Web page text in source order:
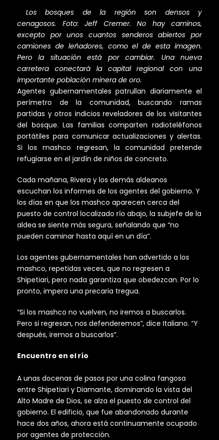
Los bosques de la región son densos y
cenagosos. Foto: Jeff Cremer. No hay caminos,
excepto por unos cuantos senderos abiertos por
camiones de leñadores, como el de esta imagen.
Pero la situación está por cambiar. Una nueva
carretera conectará la capital regional con una
importante población minera de oro.
Agentes gubernamentales patrullan diariamente el
perímetro de la comunidad, buscando ramas
partidas y otros indicios reveladores de los visitantes
del bosque. Las familias comparten radioteléfonos
portátiles para comunicar actualizaciones y alertas.
Si los mashco regresan, la comunidad pretende
refugiarse en el jardín de niños de concreto.
Cada mañana, Rivera y los demás aldeanos
escuchan los informes de los agentes del gobierno. Y
los días en que los mashco aparecen cerca del
puesto de control localizado río abajo, la subjefe de la
aldea se siente más segura, señalando que “no
pueden caminar hasta aquí en un día”.
Los agentes gubernamentales han advertido a los
mashco, repetidas veces, que no regresen a
Shipetiari, pero nada garantiza que obedezcan. Por lo
pronto, impera una precaria tregua.
“Si los mashco no vuelven, no iremos a buscarlos.
Pero si regresan, nos defenderemos”, dice Italiano. “Y
después, iremos a buscarlos”.
Encuentro en el río
A unas docenas de pasos por una colina fangosa
entre Shipetiari y Diamante, dominando la vista del
Alto Madre de Dios, se alza el puesto de control del
gobierno. El edificio, que fue abandonado durante
hace dos años, ahora está continuamente ocupado
por agentes de protección.